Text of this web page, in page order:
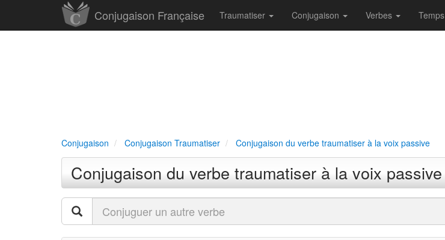
Conjugaison Française Traumatiser Conjugaison Verbes Temps
Conjugaison Conjugaison Traumatiser Conjugaison du verbe traumatiser à la voix passive
Conjugaison du verbe traumatiser à la voix passive